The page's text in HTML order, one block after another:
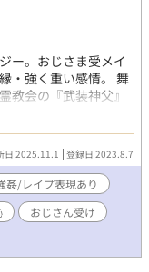
ー。おじさま受メイ
・強く重い感情。 舞
教会の『武装神父』
る吸血真祖（ノスフ
い詰める。 壮齢にし
執拗にその命を狙う
ギウスは闘いの果
矢理辱め、犯して
れる彼らの運命は、
祭のミディアンとそ
場。 屍人が這いず
ディアンとユージ
日 2025.11.1 登録日 2023.8.7
姦/レイプ表現あり
おじさん受け